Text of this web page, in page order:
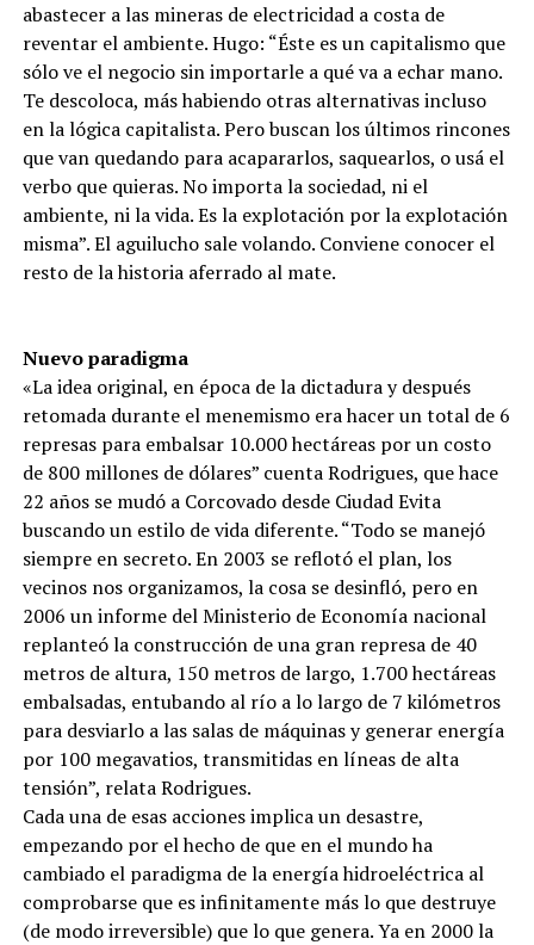
abastecer a las mineras de electricidad a costa de
reventar el ambiente. Hugo: “Éste es un capitalismo que
sólo ve el negocio sin importarle a qué va a echar mano.
Te descoloca, más habiendo otras alternativas incluso
en la lógica capitalista. Pero buscan los últimos rincones
que van quedando para acapararlos, saquearlos, o usá el
verbo que quieras. No importa la sociedad, ni el
ambiente, ni la vida. Es la explotación por la explotación
misma”. El aguilucho sale volando. Conviene conocer el
resto de la historia aferrado al mate.
Nuevo paradigma
«La idea original, en época de la dictadura y después
retomada durante el menemismo era hacer un total de 6
represas para embalsar 10.000 hectáreas por un costo
de 800 millones de dólares” cuenta Rodrigues, que hace
22 años se mudó a Corcovado desde Ciudad Evita
buscando un estilo de vida diferente. “Todo se manejó
siempre en secreto. En 2003 se reflotó el plan, los
vecinos nos organizamos, la cosa se desinfló, pero en
2006 un informe del Ministerio de Economía nacional
replanteó la construcción de una gran represa de 40
metros de altura, 150 metros de largo, 1.700 hectáreas
embalsadas, entubando al río a lo largo de 7 kilómetros
para desviarlo a las salas de máquinas y generar energía
por 100 megavatios, transmitidas en líneas de alta
tensión”, relata Rodrigues.
Cada una de esas acciones implica un desastre,
empezando por el hecho de que en el mundo ha
cambiado el paradigma de la energía hidroeléctrica al
comprobarse que es infinitamente más lo que destruye
(de modo irreversible) que lo que genera. Ya en 2000 la